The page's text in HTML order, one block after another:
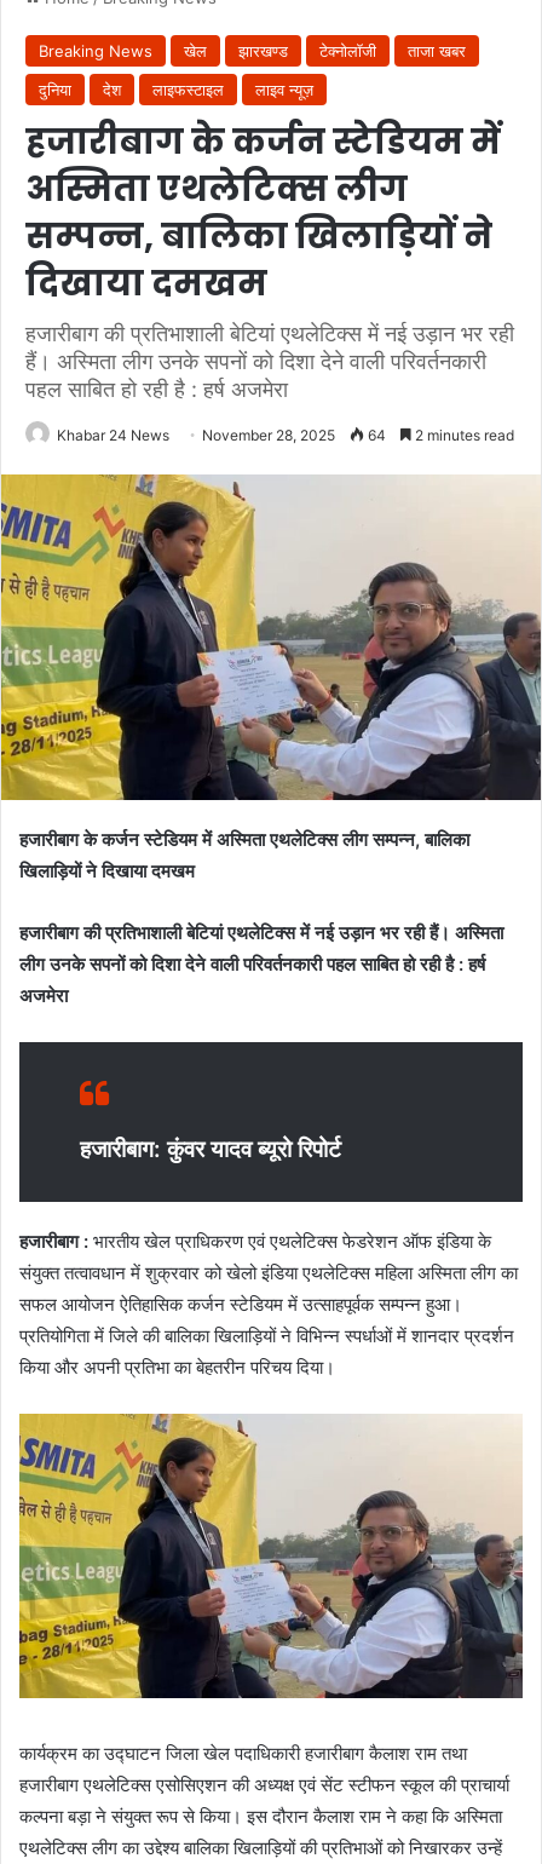
Breaking News खेल झारखण्ड टेक्नोलॉजी
ताजा खबर
दुनिया
देश लाइफस्टाइल लाइव न्यूज़
हजारीबाग के कर्जन स्टेडियम में
अस्मिता एथलेटिक्स लीग
सम्पन्न, बालिका खिलाड़ियों ने
दिखाया दमखम
हजारीबाग की प्रतिभाशाली बेटियां एथलेटिक्स में नई उड़ान भर रही
हैं। अस्मिता लीग उनके सपनों को दिशा देने वाली परिवर्तनकारी
पहल साबित हो रही है : हर्ष अजमेरा
Khabar 24 News November 28, 2025 64 2 minutes read
हजारीबाग के कर्जन स्टेडियम में अस्मिता एथलेटिक्स लीग सम्पन्न, बालिका
खिलाड़ियों ने दिखाया दमखम
हजारीबाग की प्रतिभाशाली बेटियां एथलेटिक्स में नई उड़ान भर रही हैं। अस्मिता
लीग उनके सपनों को दिशा देने वाली परिवर्तनकारी पहल साबित हो रही है : हर्ष
अजमेरा
हजारीबाग: कुंवर यादव ब्यूरो रिपोर्ट
हजारीबाग : भारतीय खेल प्राधिकरण एवं एथलेटिक्स फेडरेशन ऑफ इंडिया के
संयुक्त तत्वावधान में शुक्रवार को खेलो इंडिया एथलेटिक्स महिला अस्मिता लीग का
सफल आयोजन ऐतिहासिक कर्जन स्टेडियम में उत्साहपूर्वक सम्पन्न हुआ।
प्रतियोगिता में जिले की बालिका खिलाड़ियों ने विभिन्न स्पर्धाओं में शानदार प्रदर्शन
किया और अपनी प्रतिभा का बेहतरीन परिचय दिया।
कार्यक्रम का उद्घाटन जिला खेल पदाधिकारी हजारीबाग कैलाश राम तथा
हजारीबाग एथलेटिक्स एसोसिएशन की अध्यक्ष एवं सेंट स्टीफन स्कूल की प्राचार्या
कल्पना बड़ा ने संयुक्त रूप से किया। इस दौरान कैलाश राम ने कहा कि अस्मिता
एथलेटिक्स लीग का उद्देश्य बालिका खिलाड़ियों की प्रतिभाओं को निखारकर उन्हें